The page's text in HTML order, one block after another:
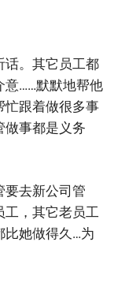
话。其它员工都
意……默默地帮他
忙跟着做很多事
做事都是义务
要去新公司管
，其它老员工
比她做得久…为